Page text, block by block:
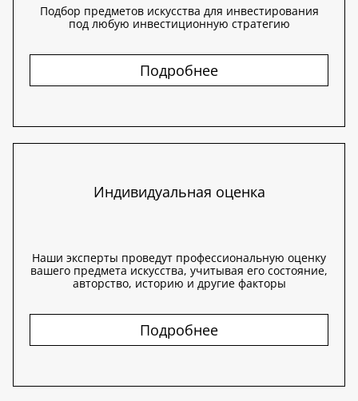
Подбор предметов искусства для инвестирования
под любую инвестиционную стратегию
Подробнее
Индивидуальная оценка
Наши эксперты проведут профессиональную оценку
вашего предмета искусства, учитывая его состояние,
авторство, историю и другие факторы
Подробнее